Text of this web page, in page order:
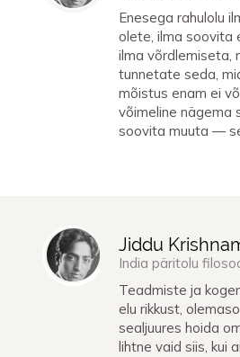
Enesega rahulolu
olete, ilma soovita
ilma võrdlemiseta,
tunnetate seda,
mõistus enam ei
võimeline nägema
soovita muuta —
Jiddu
India päritolu
Teadmiste ja
elu rikkust,
sealjuures hoida
lihtne vaid siis, kui